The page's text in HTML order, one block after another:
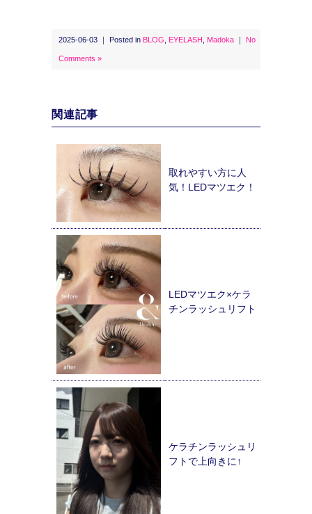
2025-06-03 ｜ Posted in BLOG EYELASH Madoka ｜ No
Comments »
関連記事
取れやすい方に人
気！LEDマツエク！
LEDマツエク×ケラ
チンラッシュリフト
ケラチンラッシュリ
フトで上向きに↑